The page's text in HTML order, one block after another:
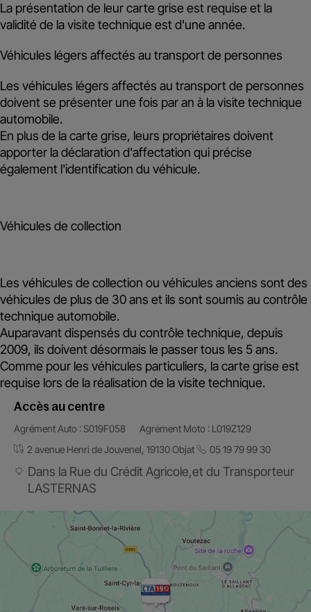
La présentation de leurcarte grise est requise et la
validité de la visite technique est d'une année.
Véhicules légers affectés au transport de personnes
Les véhicules légers affectés au transport de personnes
doivent se présenter une fois par an à la visite technique
automobile.
En plus de la carte grise, leurs propriétaires doivent
apporter ladéclaration d'affectation qui précise
également l'identification du véhicule.
Véhicules de collection
Les véhicules de collection ou véhicules anciens sont des
véhicules de plus de 30 ans et ils sont soumis au contrôle
technique automobile.
Auparavant dispensés du contrôle technique, depuis
2009, ils doivent désormais le passertous les 5 ans.
Comme pour les véhicules particuliers, la carte grise est
requise lors de la réalisation de la visite technique.
Accès au centre
Agrément Auto : S019F058
Agrément Moto : L019Z129
2 avenue Henri de Jouvenel, 19130 Objat
05 19 79 99 30
Dans la Rue du Crédit Agricole,et du Transporteur
LASTERNAS